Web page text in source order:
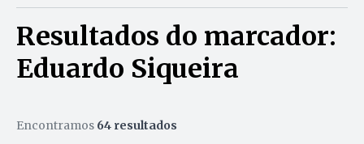
Resultados do marcador:
Eduardo Siqueira
Encontramos 64 resultados